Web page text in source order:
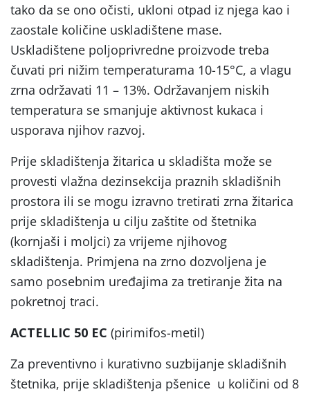
tako da se ono očisti, ukloni otpad iz njega kao i
zaostale količine uskladištene mase.
Uskladištene poljoprivredne proizvode treba
čuvati pri nižim temperaturama 10-15°C, a vlagu
zrna održavati 11 – 13%. Održavanjem niskih
temperatura se smanjuje aktivnost kukaca i
usporava njihov razvoj.
Prije skladištenja žitarica u skladišta može se
provesti vlažna dezinsekcija praznih skladišnih
prostora ili se mogu izravno tretirati zrna žitarica
prije skladištenja u cilju zaštite od štetnika
(kornjaši i moljci) za vrijeme njihovog
skladištenja. Primjena na zrno dozvoljena je
samo posebnim uređajima za tretiranje žita na
pokretnoj traci.
ACTELLIC 50 EC (pirimifos-metil)
Za preventivno i kurativno suzbijanje skladišnih
štetnika, prije skladištenja pšenice u količini od 8